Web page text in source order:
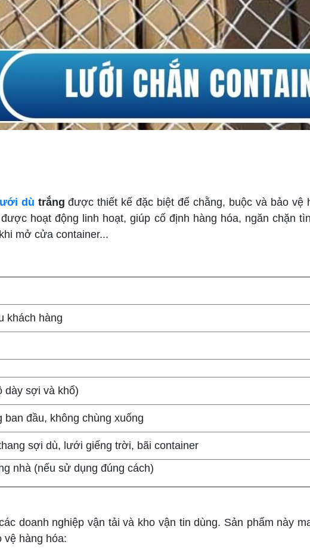
lưới dù trắng được thiết kế đặc biệt để chằng, buộc và bảo vệ
hoạt động linh hoạt, giúp cố định hàng hóa, ngăn chặn
mở cửa container...
khách hàng
dày sợi và khổ)
đầu, không chùng xuống
sợi dù, lưới giếng trời, bãi container
nhà (nếu sử dụng đúng cách)
doanh nghiệp vận tải và kho vận tin dùng. Sản phẩm này
vệ hàng hóa: